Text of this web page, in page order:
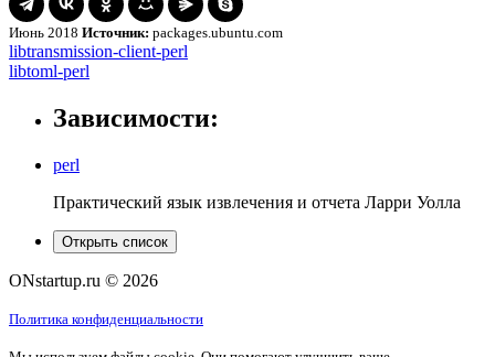
Июнь 2018 Источник: packages.ubuntu.com
Навигация
по
записям
libtransmission-
client-
libtransmission-client-perl
libtoml-
libtoml-perl
Зависимости:
perl
Практический язык извлечения и отчета Ларри Уолла
Открыть список
ONstartup.ru © 2026
Политика конфиденциальности